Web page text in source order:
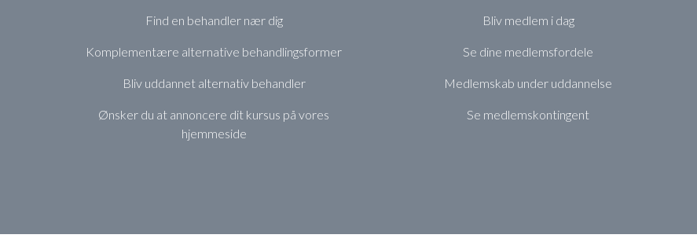
Find en behandler nær dig
Komplementære alternative behandlingsformer
Bliv uddannet alternativ behandler
Ønsker du at annoncere dit kursus på vores
hjemmeside
Bliv medlem i dag
Se dine medlemsfordele
Medlemskab under uddannelse
Se medlemskontingent